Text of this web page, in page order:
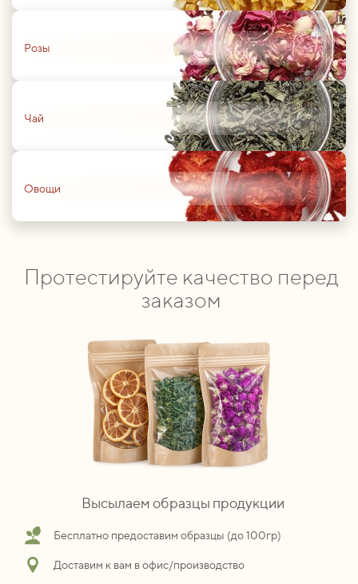
Розы
Чай
Овощи
Протестируйте качество перед
заказом
Высылаем образцы продукции
Бесплатно предоставим образцы (до 100гр)
Доставим к вам в офис/производство